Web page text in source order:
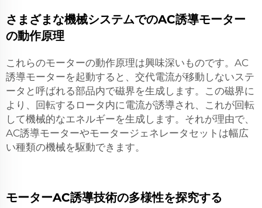
さまざまな機械システムでのAC誘導モーター
の動作原理
これらのモーターの動作原理は興味深いものです。AC
誘導モーターを起動すると、交代電流が移動しないステ
ータと呼ばれる部品内で磁界を生成します。この磁界に
より、回転するロータ内に電流が誘導され、これが回転
して機械的なエネルギーを生成します。それが理由で、
AC誘導モーターやモータージェネレータセットは幅広
い種類の機械を駆動できます。
モーターAC誘導技術の多様性を探究する